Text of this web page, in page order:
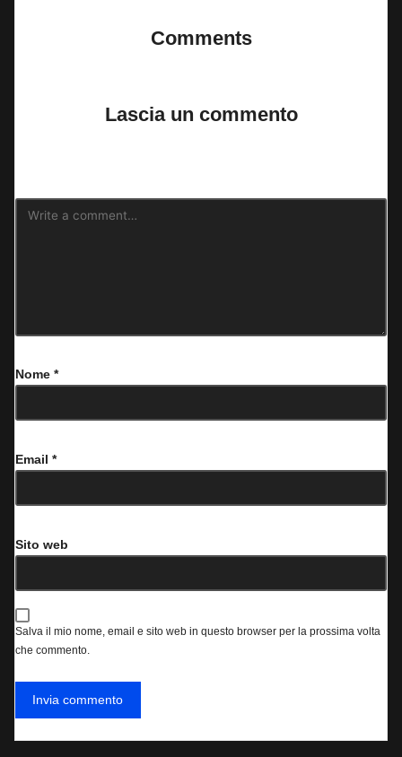
Comments
Lascia un commento
Nome *
Email *
Sito web
Salva il mio nome, email e sito web in questo browser per la prossima volta
che commento.